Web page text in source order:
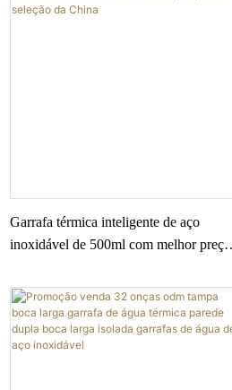
Garrafa térmica inteligente de aço
inoxidável de 500ml com melhor preço